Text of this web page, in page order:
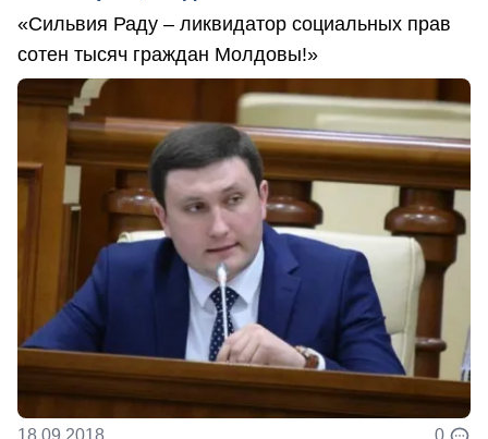
«Сильвия Раду – ликвидатор социальных прав
сотен тысяч граждан Молдовы!»
18.09.2018 0